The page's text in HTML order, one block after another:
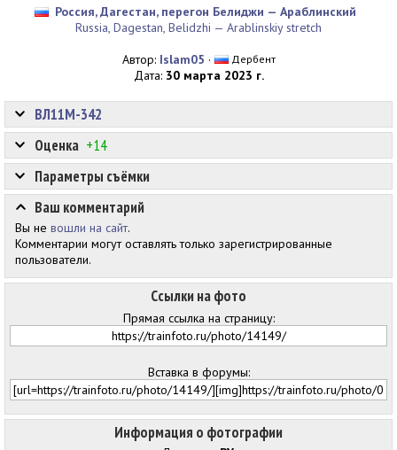
Россия, Дагестан, перегон Белиджи — Араблинский
Russia, Dagestan, Belidzhi — Arablinskiy stretch
Автор: Islam05 · Дербент
Дата: 30 марта 2023 г.
Информация о фотографии
Оценка +14
Ссылки на фото
Прямая ссылка на страницу:
Вставка в форумы:
ВЛ11М-342
Параметры съёмки
Ваш комментарий
Вы не вошли на сайт.
Комментарии могут оставлять только зарегистрированные
пользователи.